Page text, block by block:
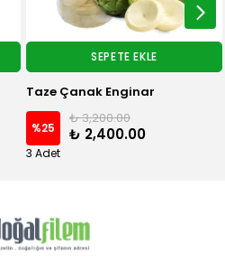
SEPETE EKLE
₺ 4,969.00
₺ 4,469.00